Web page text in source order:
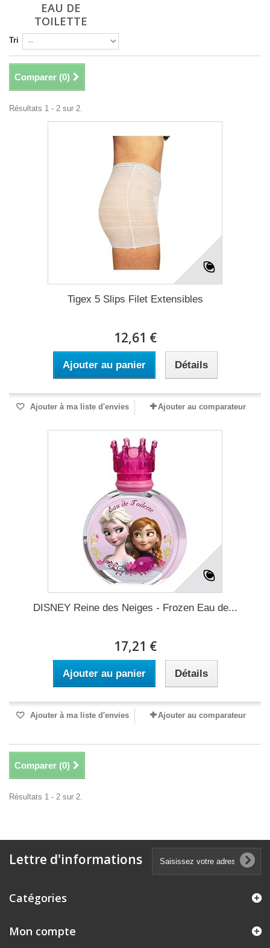
EAU DE
TOILETTE
Tri
Comparer (0)
Résultats 1 - 2 sur 2.
Tigex 5 Slips Filet Extensibles
12,61 €
Ajouter au panier Détails
Ajouter à ma liste d'envies Ajouter au comparateur
DISNEY Reine des Neiges - Frozen Eau de...
17,21 €
Ajouter au panier Détails
Ajouter à ma liste d'envies Ajouter au comparateur
Comparer (0)
Résultats 1 - 2 sur 2.
Lettre d'informations
Catégories
Mon compte